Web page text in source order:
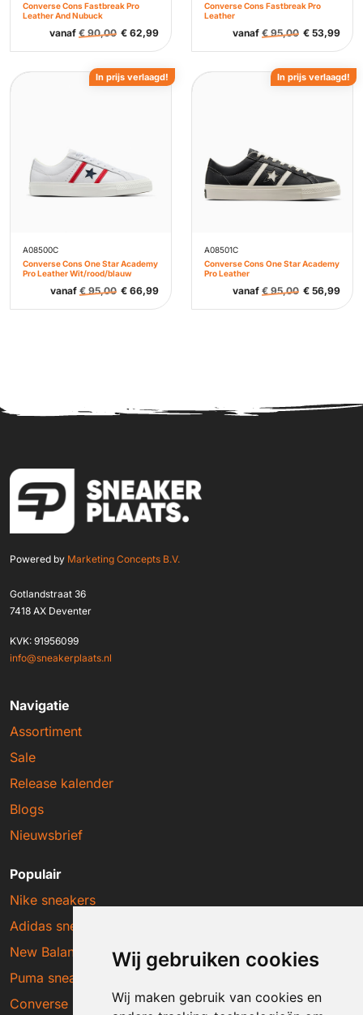
Wij gebruiken cookies
Wij maken gebruik van cookies en
Converse Cons Fastbreak Pro
Leather And Nubuck
vanaf €90,00 € 62,99
Converse Cons Fastbreak Pro
Leather
vanaf €95,00 € 53,99
A08500C
Converse Cons One Star Academy
Pro Leather Wit/rood/blauw
vanaf €95,00 € 66,99
In prijs verlaagd!
A08501C
Converse Cons One Star Academy
Pro Leather
vanaf €95,00 € 56,99
In prijs verlaagd!
Powered by Marketing Concepts B.V.
Gotlandstraat 36
7418 AX Deventer
KVK: 91956099
info@sneakerplaats.nl
Navigatie
Assortiment
Sale
Release kalender
Blogs
Nieuwsbrief
Populair
Nike sneakers
Adidas sneakers
New Balance sneakers
Puma sneakers
Converse sneakers